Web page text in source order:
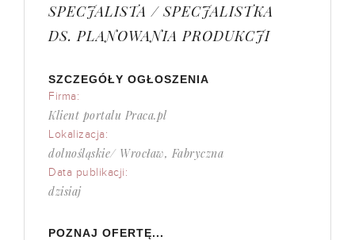
SPECJALISTA / SPECJALISTKA
DS. PLANOWANIA PRODUKCJI
SZCZEGÓŁY OGŁOSZENIA
Firma:
Klient portalu Praca.pl
Lokalizacja:
dolnośląskie/ Wrocław, Fabryczna
Data publikacji:
dzisiaj
POZNAJ OFERTĘ...